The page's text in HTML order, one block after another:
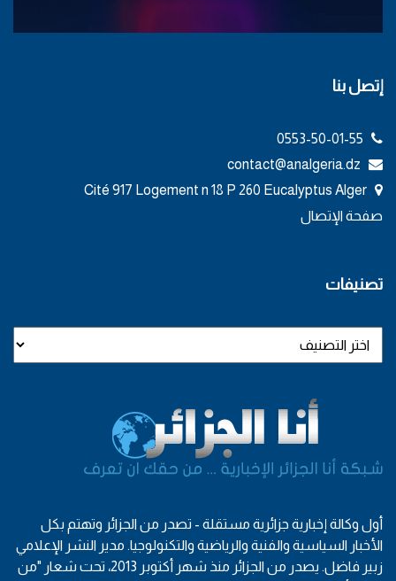
إتصل بنا
صفحة الإتصال
تصنيفات
أول وكالة إخبارية جزائرية مستقلة - تصدر من الجزائر وتهتم بكل
الأخبار السياسية والفنية والرياضية والتكنولوجيا. مدير النشر الإعلامي
زبير فاضل. يصدر من الجزائر منذ شهر أكتوبر 2013، تحت شعار "من